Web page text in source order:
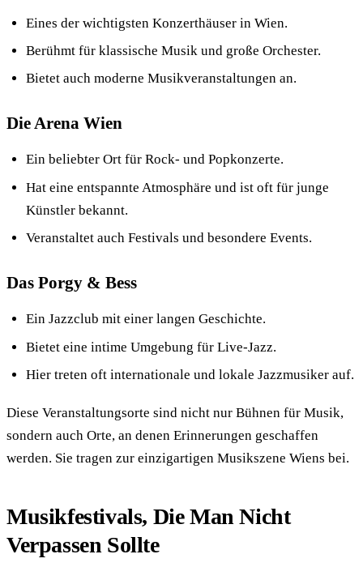
Eines der wichtigsten Konzerthäuser in Wien.
Berühmt für klassische Musik und große Orchester.
Bietet auch moderne Musikveranstaltungen an.
Die Arena Wien
Ein beliebter Ort für Rock- und Popkonzerte.
Hat eine entspannte Atmosphäre und ist oft für junge
Künstler bekannt.
Veranstaltet auch Festivals und besondere Events.
Das Porgy & Bess
Ein Jazzclub mit einer langen Geschichte.
Bietet eine intime Umgebung für Live-Jazz.
Hier treten oft internationale und lokale Jazzmusiker auf.
Diese Veranstaltungsorte sind nicht nur Bühnen für Musik,
sondern auch Orte, an denen Erinnerungen geschaffen
werden. Sie tragen zur einzigartigen Musikszene Wiens bei.
Musikfestivals, Die Man Nicht
Verpassen Sollte